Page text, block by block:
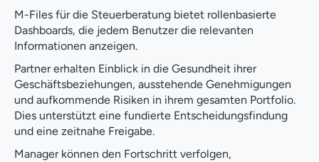
M-Files für die Steuerberatung bietet rollenbasierte
Dashboards, die jedem Benutzer die relevanten
Informationen anzeigen.
Partner erhalten Einblick in die Gesundheit ihrer
Geschäftsbeziehungen, ausstehende Genehmigungen
und aufkommende Risiken in ihrem gesamten Portfolio.
Dies unterstützt eine fundierte Entscheidungsfindung
und eine zeitnahe Freigabe.
Manager können den Fortschritt verfolgen,